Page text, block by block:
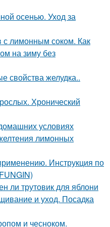
осенью. Уход за
с лимонным соком. Как
на зиму без
свойства желудка..
Хронический
условиях
лимонных
Инструкция по
ли трутовик для яблони
и уход. Посадка
и чесноком.